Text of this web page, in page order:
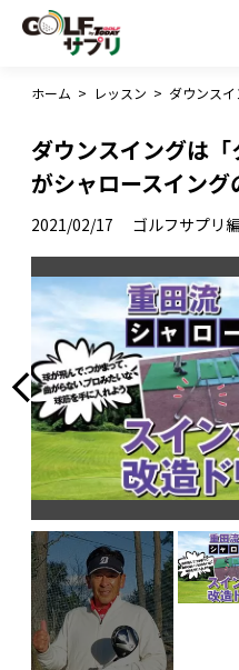
ホーム > レッスン >
ダウンスイングは「
がシャロースイング
2021/02/17 ゴルフサプリ